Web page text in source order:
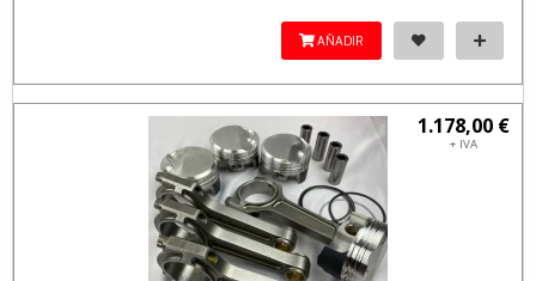
AÑADIR
1.178,00 €
+ IVA